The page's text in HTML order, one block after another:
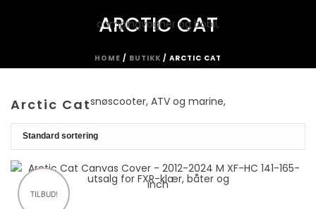
ARCTIC CAT
HOME / BUTIKK / ARCTIC CAT
Arctic Cat
TILBUD!